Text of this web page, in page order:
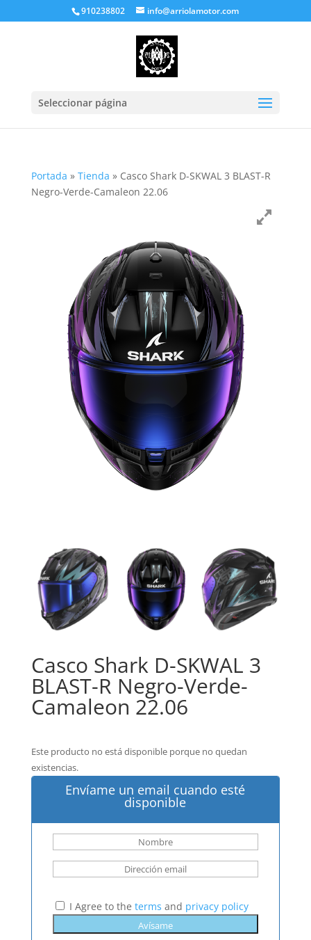
910238802 info@arriolamotor.com
Seleccionar página
Portada » Tienda » Casco Shark D-SKWAL 3 BLAST-R
Negro-Verde-Camaleon 22.06
Casco Shark D-SKWAL 3
BLAST-R Negro-Verde-
Camaleon 22.06
Este producto no está disponible porque no quedan
existencias.
Envíame un email cuando esté
disponible
I Agree to the terms and privacy policy